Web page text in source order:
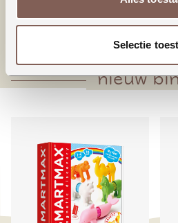
Selectie
* Bodysuit sluiting
* Geschulpt randje neklijn
nieuw